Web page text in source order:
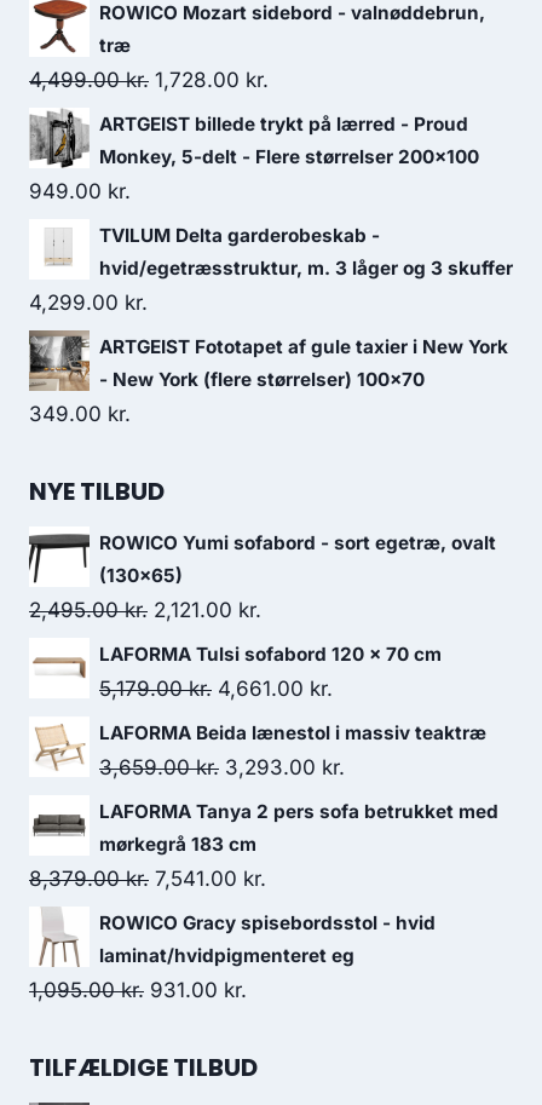
ROWICO Mozart sidebord - valnøddebrun,
træ
4,499.00kr. 1,728.00 kr.
ARTGEIST billede trykt på lærred - Proud
Monkey, 5-delt - Flere størrelser 200x100
949.00 kr.
TVILUM Delta garderobeskab -
hvid/egetræsstruktur, m. 3 låger og 3 skuffer
4,299.00 kr.
ARTGEIST Fototapet af gule taxier i New York
- New York (flere størrelser) 100x70
349.00 kr.
NYE TILBUD
ROWICO Yumi sofabord - sort egetræ, ovalt
(130x65)
2,495.00kr. 2,121.00 kr.
LAFORMA Tulsi sofabord 120 x 70 cm
5,179.00kr. 4,661.00 kr.
LAFORMA Beida lænestol i massiv teaktræ
3,659.00kr. 3,293.00 kr.
LAFORMA Tanya 2 pers sofa betrukket med
mørkegrå 183 cm
8,379.00kr. 7,541.00 kr.
ROWICO Gracy spisebordsstol - hvid
laminat/hvidpigmenteret eg
1,095.00kr. 931.00 kr.
TILFÆLDIGE TILBUD